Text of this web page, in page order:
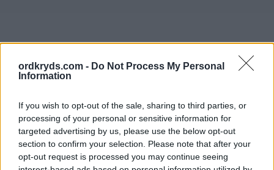
ordkryds.com - Do Not Process My Personal
Information
If you wish to opt-out of the sale, sharing to third parties, or
processing of your personal or sensitive information for
targeted advertising by us, please use the below opt-out
section to confirm your selection. Please note that after your
opt-out request is processed you may continue seeing